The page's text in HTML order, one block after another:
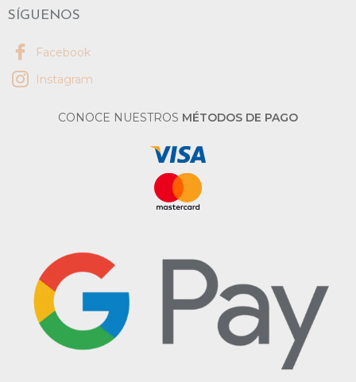
SÍGUENOS
Facebook
Instagram
CONOCE NUESTROS MÉTODOS DE PAGO